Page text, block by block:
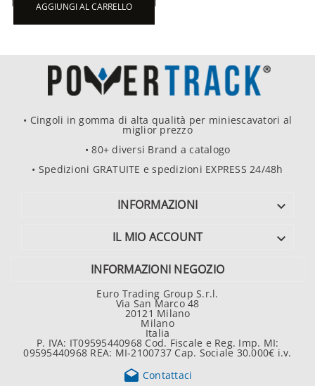
AGGIUNGI AL CARRELLO
• Cingoli in gomma di alta qualità per miniescavatori al
miglior prezzo
• 80+ diversi Brand a catalogo
• Spedizioni GRATUITE e spedizioni EXPRESS 24/48h
INFORMAZIONI 
IL MIO ACCOUNT 
INFORMAZIONI NEGOZIO
Euro Trading Group S.r.l.
Via San Marco 48
20121 Milano
Milano
Italia
P. IVA: IT09595440968 Cod. Fiscale e Reg. Imp. MI:
09595440968 REA: MI-2100737 Cap. Sociale 30.000€ i.v.
 Contattaci